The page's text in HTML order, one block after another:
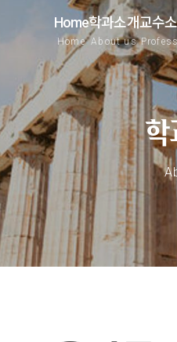
Home
Home
학과소개
About us
교수
학